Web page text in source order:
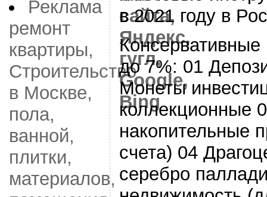
Реклама
ремонт
квартиры,
Строительство
в Москве,
пола,
ванной,
плитки,
материалов,
в 2021 году в
до 7%: 01
Монеты
коллекционные
накопительные
счета) 04
серебро